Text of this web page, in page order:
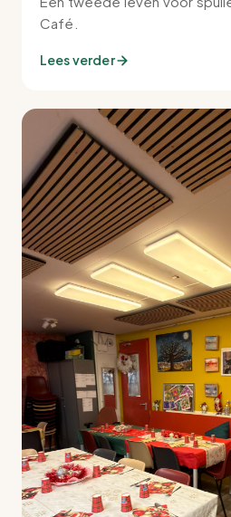
Café.
Lees verder